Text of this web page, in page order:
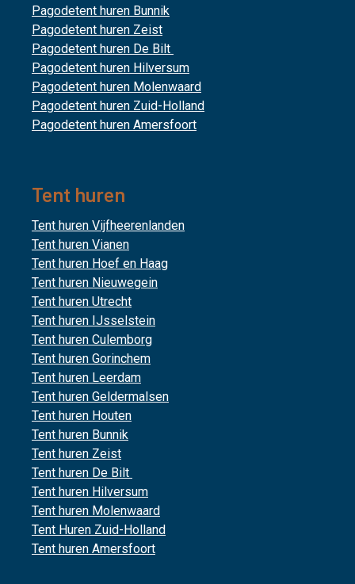
Pagodetent huren Bunnik
Pagodetent huren Zeist
Pagodetent huren De Bilt
Pagodetent huren Hilversum
Pagodetent huren Molenwaard
Pagodetent huren Zuid-Holland
Pagodetent huren Amersfoort
Tent huren
Tent huren Vijfheerenlanden
Tent huren Vianen
Tent huren Hoef en Haag
Tent huren Nieuwegein
Tent huren Utrecht
Tent huren IJsselstein
Tent huren Culemborg
Tent huren Gorinchem
Tent huren Leerdam
Tent huren Geldermalsen
Tent huren Houten
Tent huren Bunnik
Tent huren Zeist
Tent huren De Bilt
Tent huren Hilversum
Tent huren Molenwaard
Tent Huren Zuid-Holland
Tent huren Amersfoort